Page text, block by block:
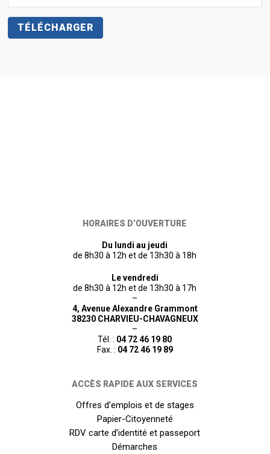
TÉLÉCHARGER
HORAIRES D’OUVERTURE
Du lundi au jeudi
de 8h30 à 12h et de 13h30 à 18h
Le vendredi
de 8h30 à 12h et de 13h30 à 17h
–
4, Avenue Alexandre Grammont
38230 CHARVIEU-CHAVAGNEUX
–
Tél. : 04 72 46 19 80
Fax. : 04 72 46 19 89
ACCÈS RAPIDE AUX SERVICES
Offres d’emplois et de stages
Papier-Citoyenneté
RDV carte d’identité et passeport
Démarches